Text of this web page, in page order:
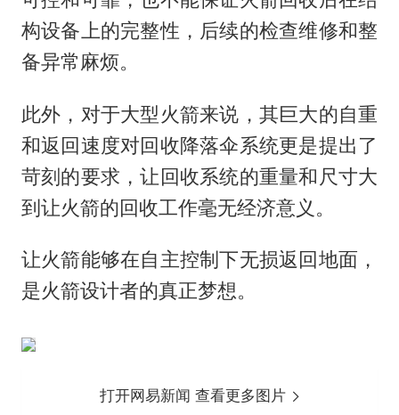
构设备上的完整性，后续的检查维修和整
备异常麻烦。
此外，对于大型火箭来说，其巨大的自重
和返回速度对回收降落伞系统更是提出了
苛刻的要求，让回收系统的重量和尺寸大
到让火箭的回收工作毫无经济意义。
让火箭能够在自主控制下无损返回地面，
是火箭设计者的真正梦想。
打开网易新闻 查看更多图片